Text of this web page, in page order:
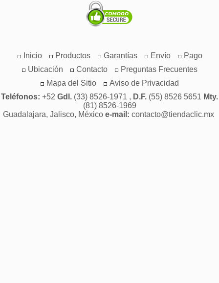
Inicio Productos Garantías Envío
Pago
Ubicación
Contacto
Preguntas Frecuentes
Mapa del Sitio
Aviso de Privacidad
Teléfonos: +52 Gdl. (33) 8526-1971 , D.F. (55) 8526 5651 Mty.
(81) 8526-1969
Guadalajara, Jalisco, México e-mail: contacto@tiendaclic.mx